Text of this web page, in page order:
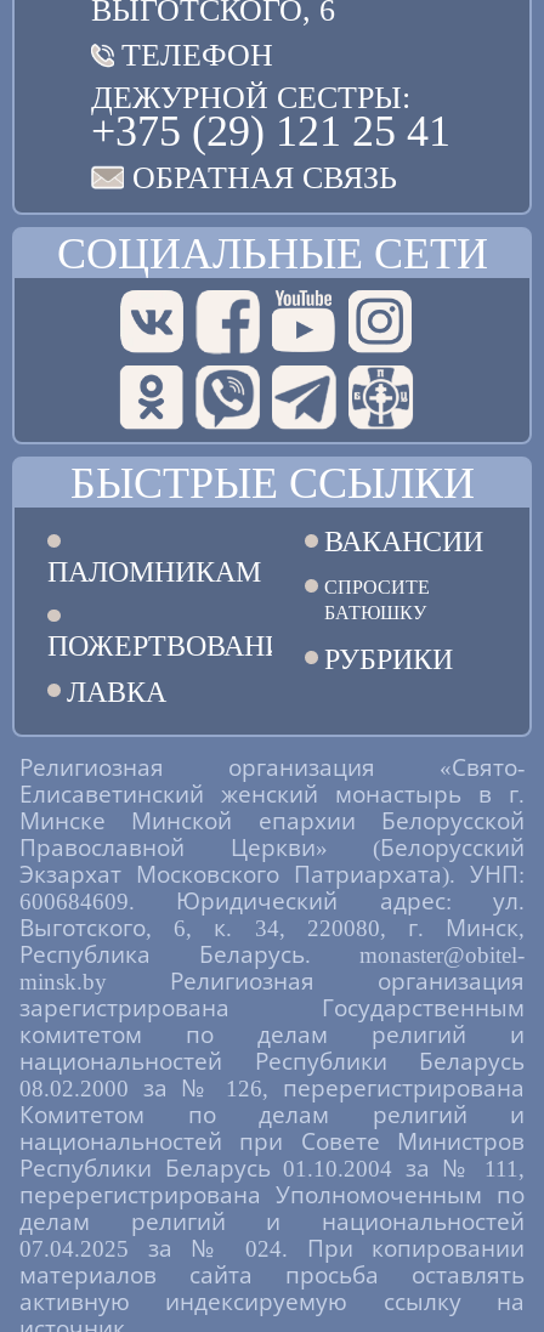
ВЫГОТСКОГО, 6
ТЕЛЕФОН
ДЕЖУРНОЙ СЕСТРЫ:
+375 (29) 121 25 41
ОБРАТНАЯ СВЯЗЬ
СОЦИАЛЬНЫЕ СЕТИ
БЫСТРЫЕ ССЫЛКИ
ПАЛОМНИКАМ
ПОЖЕРТВОВАНИЯ
ЛАВКА
ВАКАНСИИ
СПРОСИТЕ
БАТЮШКУ
РУБРИКИ
Религиозная организация «Свято-
Елисаветинский женский монастырь в г.
Минске Минской епархии Белорусской
Православной Церкви» (Белорусский
Экзархат Московского Патриархата). УНП:
600684609. Юридический адрес: ул.
Выготского, 6, к. 34, 220080, г. Минск,
Республика Беларусь. monaster@obitel-
minsk.by Религиозная организация
зарегистрирована Государственным
комитетом по делам религий и
национальностей Республики Беларусь
08.02.2000 за № 126, перерегистрирована
Комитетом по делам религий и
национальностей при Совете Министров
Республики Беларусь 01.10.2004 за № 111,
перерегистрирована Уполномоченным по
делам религий и национальностей
07.04.2025 за № 024. При копировании
материалов сайта просьба оставлять
активную индексируемую ссылку на